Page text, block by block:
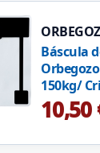
Báscula
150kg/
10,50